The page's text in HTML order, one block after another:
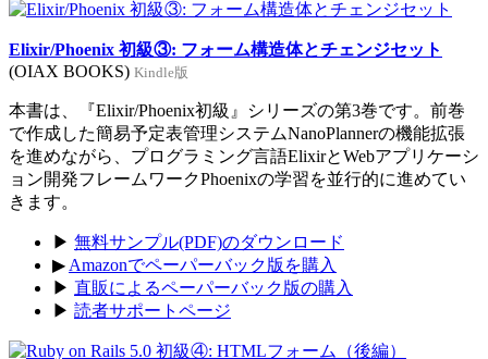
Elixir/Phoenix 初級③: フォーム構造体とチェンジセット
(OIAX BOOKS) Kindle版
本書は、『Elixir/Phoenix初級』シリーズの第3巻です。前巻
で作成した簡易予定表管理システムNanoPlannerの機能拡張
を進めながら、プログラミング言語ElixirとWebアプリケーシ
ョン開発フレームワークPhoenixの学習を並行的に進めてい
きます。
▶ 無料サンプル(PDF)のダウンロード
▶ Amazonでペーパーバック版を購入
▶ 直販によるペーパーバック版の購入
▶ 読者サポートページ